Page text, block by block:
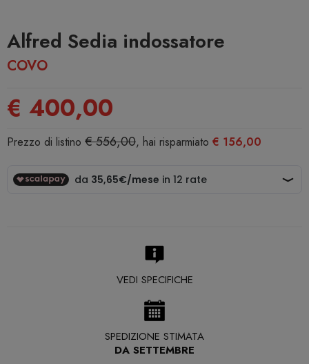
Alfred Sedia indossatore
COVO
€ 400,00
Prezzo di listino € 556,00, hai risparmiato € 156,00
VEDI SPECIFICHE
SPEDIZIONE STIMATA
DA SETTEMBRE